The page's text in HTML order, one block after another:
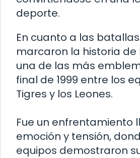
deporte.
En cuanto a las
marcaron la historia de
una de las más
final de 1999 entre los
Tigres y los Leones.
Fue un enfrentamiento
emoción y tensión,
equipos demostraron